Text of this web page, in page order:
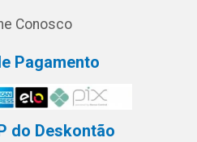
Conosco
Pagamento
do Deskontão